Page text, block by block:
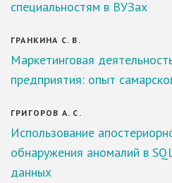
специальностям в ВУЗах
ГРАНКИНА С. В.
Маркетинговая
предприятия: опыт
ГРИГОРОВ А. С.
Использование
обнаружения аномалий в
данных